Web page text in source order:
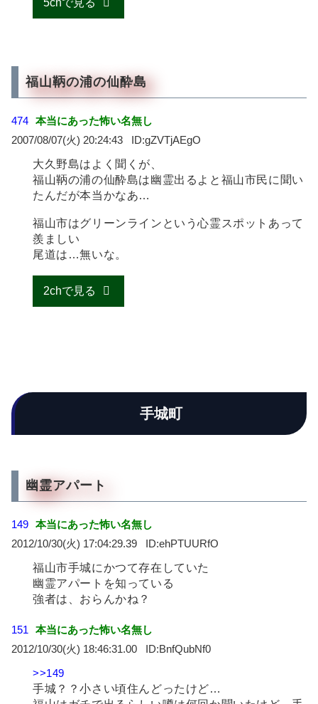
福山鞆の浦の仙酔島
474 本当にあった怖い名無し
2007/08/07(火) 20:24:43
gZVTjAEgO
大久野島はよく聞くが、
福山鞆の浦の仙酔島は幽霊出るよと福山市民に聞い
たんだが本当かなあ…
福山市はグリーンラインという心霊スポットあって
羨ましい
尾道は…無いな。
2chで見る
手城町
幽霊アパート
149 本当にあった怖い名無し
2012/10/30(火) 17:04:29.39
ehPTUURfO
福山市手城にかつて存在していた
幽霊アパートを知っている
強者は、おらんかね？
151
本当にあった怖い名無し
2012/10/30(火) 18:46:31.00
BnfQubNf0
>>149
手城？？小さい頃住んどったけど…